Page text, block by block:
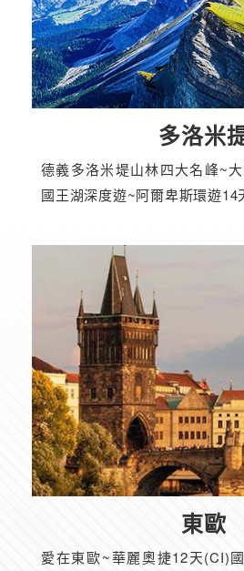
多洛米
德義多洛米堤山林四大名峰~
國王湖深度遊~阿爾卑斯環遊14
東歐
愛在東歐~華麗奧捷12天(CI)